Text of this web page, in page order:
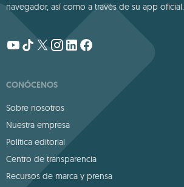
navegador, así como a través de su app oficial.
CONÓCENOS
Sobre nosotros
Nuestra empresa
Política editorial
Centro de transparencia
Recursos de marca y prensa